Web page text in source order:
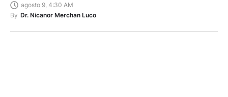
agosto 9, 4:30 AM
By Dr. Nicanor Merchan Luco